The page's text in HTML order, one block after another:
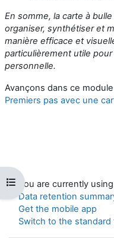
Open course index
En somme, la carte à
organiser, synthétiser et
manière efficace et
particulièrement utile
personnelle.
Avançons dans ce
Premiers pas avec une
You are currently
Data retention
Get the mobile app
Switch to the standard